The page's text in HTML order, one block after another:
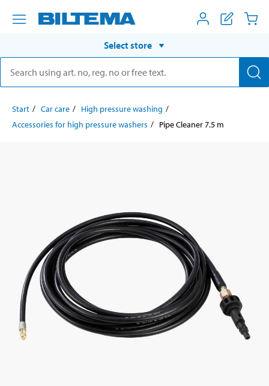
Select store
Start Car care
High pressure washing
Accessories for high pressure washers
Pipe Cleaner 7.5 m